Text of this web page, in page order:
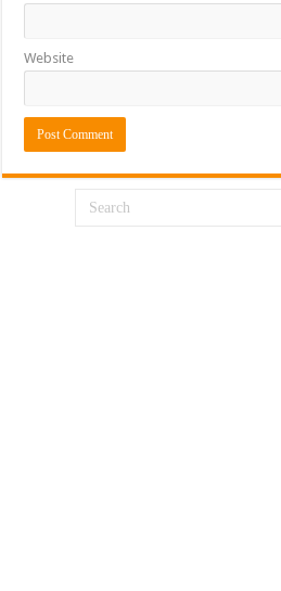
Website